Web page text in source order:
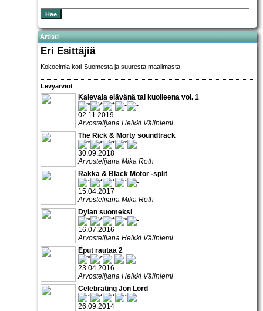
Artisti
Eri Esittäjiä
Kokoelmia koti-Suomesta ja suuresta maailmasta.
Levyarviot
Kalevala elävänä tai kuolleena vol. 1
02.11.2019
Arvostelijana Heikki Väliniemi
The Rick & Morty soundtrack
30.09.2018
Arvostelijana Mika Roth
Rakka & Black Motor -split
15.04.2017
Arvostelijana Mika Roth
Dylan suomeksi
16.07.2016
Arvostelijana Heikki Väliniemi
Eput rautaa 2
23.04.2016
Arvostelijana Heikki Väliniemi
Celebrating Jon Lord
26.09.2014